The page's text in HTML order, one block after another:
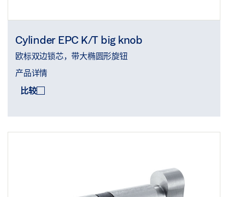
Cylinder EPC K/T big knob
欧标双边锁芯，带大椭圆形旋钮
产品详情
比较